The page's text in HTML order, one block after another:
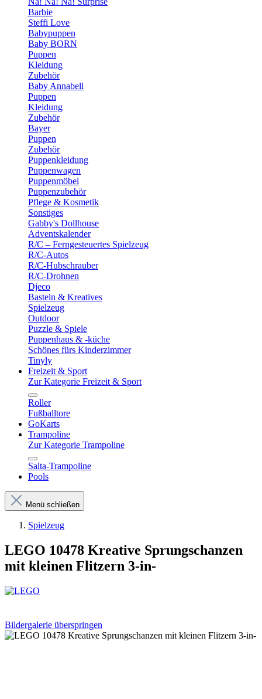
Barbie
Steffi Love
Babypuppen
Baby BORN
Puppen
Kleidung
Zubehör
Baby Annabell
Puppen
Kleidung
Zubehör
Bayer
Puppen
Zubehör
Puppenkleidung
Puppenwagen
Puppenmöbel
Puppenzubehör
Pflege & Kosmetik
Sonstiges
Gabby's Dollhouse
Adventskalender
R/C – Ferngesteuertes Spielzeug
R/C-Autos
R/C-Hubschrauber
R/C-Drohnen
Djeco
Basteln & Kreatives
Spielzeug
Outdoor
Puzzle & Spiele
Puppenhaus & -küche
Schönes fürs Kinderzimmer
Tinyly
Freizeit & Sport
Zur Kategorie Freizeit & Sport
Roller
Fußballtore
GoKarts
Trampoline
Zur Kategorie Trampoline
Salta-Trampoline
Pools
Menü schließen
Spielzeug
LEGO 10478 Kreative Sprungschanzen
mit kleinen Flitzern 3-in-
Bildergalerie überspringen